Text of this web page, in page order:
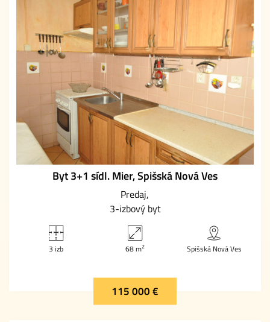
Byt 3+1 sídl. Mier, Spišská Nová Ves
Predaj
3-izbový byt
3 izb 68 m2 Spišská Nová Ves
115 000 €